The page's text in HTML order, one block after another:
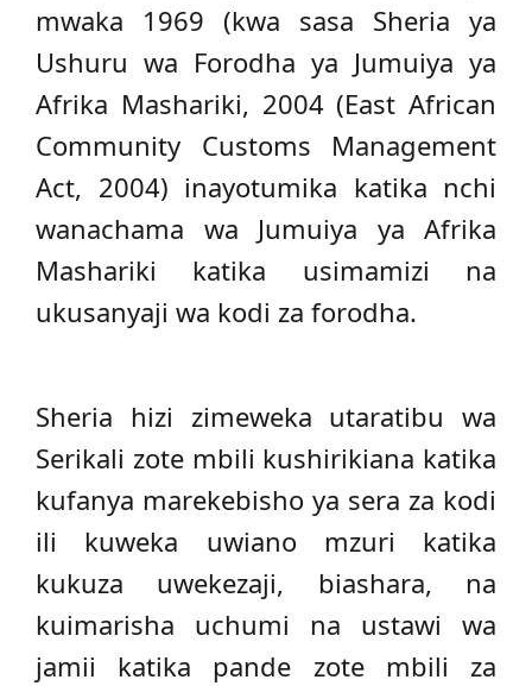
mwaka 1969 (kwa sasa Sheria ya
Ushuru wa Forodha ya Jumuiya ya
Afrika Mashariki, 2004 (East African
Community Customs Management
Act, 2004) inayotumika katika nchi
wanachama wa Jumuiya ya Afrika
Mashariki katika usimamizi na
ukusanyaji wa kodi za forodha.
Sheria hizi zimeweka utaratibu wa
Serikali zote mbili kushirikiana katika
kufanya marekebisho ya sera za kodi
ili kuweka uwiano mzuri katika
kukuza uwekezaji, biashara, na
kuimarisha uchumi na ustawi wa
jamii katika pande zote mbili za